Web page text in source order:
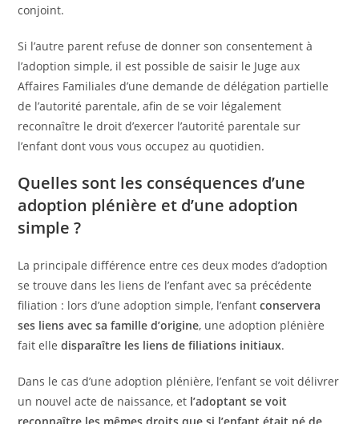
conjoint.
Si l’autre parent refuse de donner son consentement à
l’adoption simple, il est possible de saisir le Juge aux
Affaires Familiales d’une demande de délégation partielle
de l’autorité parentale, afin de se voir légalement
reconnaître le droit d’exercer l’autorité parentale sur
l’enfant dont vous vous occupez au quotidien.
Quelles sont les conséquences d’une
adoption plénière et d’une adoption
simple ?
La principale différence entre ces deux modes d’adoption
se trouve dans les liens de l’enfant avec sa précédente
filiation : lors d’une adoption simple, l’enfantconservera
ses liens avec sa famille d’origine, une adoption plénière
fait elledisparaître les liens de filiations initiaux.
Dans le cas d’une adoption plénière, l’enfant se voit délivrer
un nouvel acte de naissance, et l’adoptant se voit